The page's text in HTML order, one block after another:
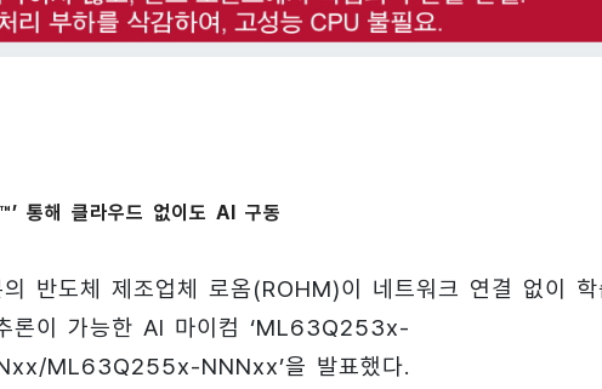
통해 클라우드 없이도 AI 구동
의 반도체 제조업체 로옴(ROHM)이 네트워크 연결 없이
론이 가능한 AI 마이컴 ‘ML63Q253x-
ML63Q255x-NNNxx’을 발표했다.